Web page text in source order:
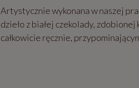
Artystycznie wykonana w naszej
dzieło z białej czekolady,
całkowicie ręcznie,